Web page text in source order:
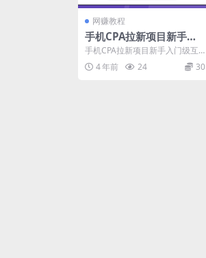
网赚教程
手机CPA拉新项目新手入
门级互联网项目，可长期
操作，实现副业增收
手机CPA拉新项目新手入门级互
联网项目，可长期操作，实现副
业增收 课程目录： 【...
4 年前 24 30